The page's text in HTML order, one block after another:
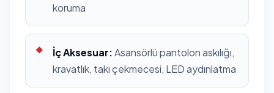
koruma
İç Aksesuar:Asansörlü pantolon askılığı,
kravatlık, takı çekmecesi, LED aydınlatma